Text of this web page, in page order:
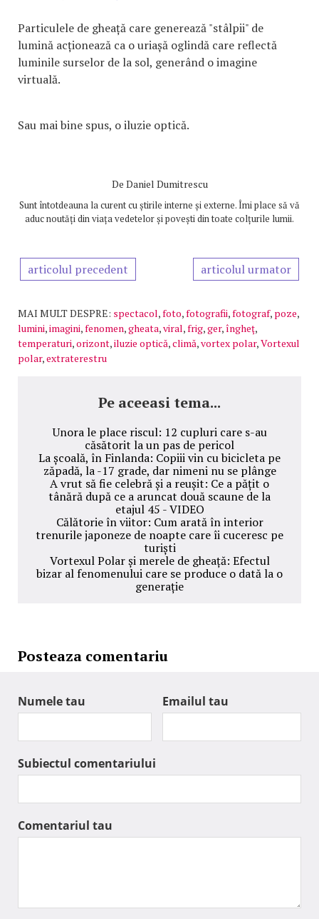
Particulele de gheață care generează "stâlpii" de
lumină acționează ca o uriașă oglindă care reflectă
luminile surselor de la sol, generând o imagine
virtuală.
Sau mai bine spus, o iluzie optică.
De Daniel Dumitrescu
Sunt întotdeauna la curent cu știrile interne și externe. Îmi place să vă
aduc noutăți din viața vedetelor și povești din toate colțurile lumii.
articolul precedent articolul urmator
MAI MULT DESPRE: spectacol,foto,fotografii,fotograf, poze,
lumini,imagini,fenomen,gheata,viral,frig,ger,îngheţ,
temperaturi,orizont,iluzie optică,climă,vortex polar,Vortexul
polar,extraterestru
Pe aceeasi tema...
Unora le place riscul: 12 cupluri care s-au
căsătorit la un pas de pericol
La școală, în Finlanda: Copiii vin cu bicicleta pe
zăpadă, la -17 grade, dar nimeni nu se plânge
A vrut să fie celebră și a reușit: Ce a pățit o
tânără după ce a aruncat două scaune de la
etajul 45 - VIDEO
Călătorie în viitor: Cum arată în interior
trenurile japoneze de noapte care îi cuceresc pe
turiști
Vortexul Polar și merele de gheață: Efectul
bizar al fenomenului care se produce o dată la o
generație
Posteaza comentariu
Numele tau Emailul tau
Subiectul comentariului
Comentariul tau